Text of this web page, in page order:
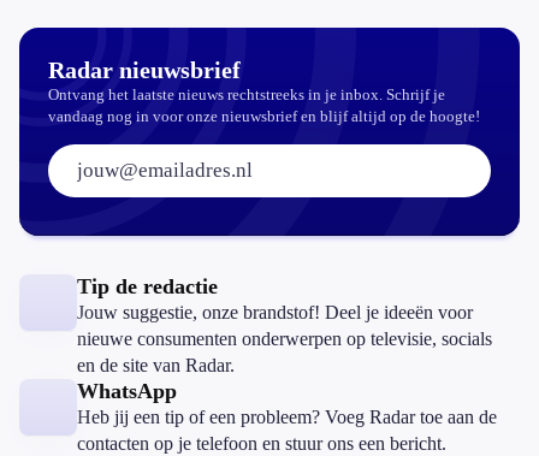
Radar nieuwsbrief
Ontvang het laatste nieuws rechtstreeks in je inbox. Schrijf je
vandaag nog in voor onze nieuwsbrief en blijf altijd op de hoogte!
E-mailadres:
Tip de redactie
Jouw suggestie, onze brandstof! Deel je ideeën voor
nieuwe consumenten onderwerpen op televisie, socials
en de site van Radar.
WhatsApp
Heb jij een tip of een probleem? Voeg Radar toe aan de
contacten op je telefoon en stuur ons een bericht.